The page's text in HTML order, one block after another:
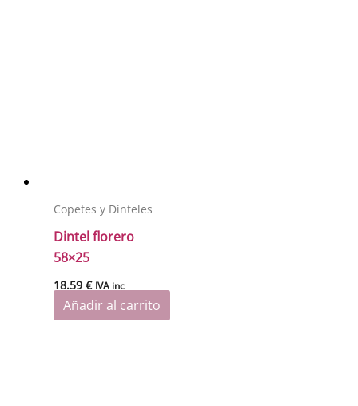
Copetes y Dinteles
Dintel florero
58×25
18.59€ IVA inc
Añadir al carrito